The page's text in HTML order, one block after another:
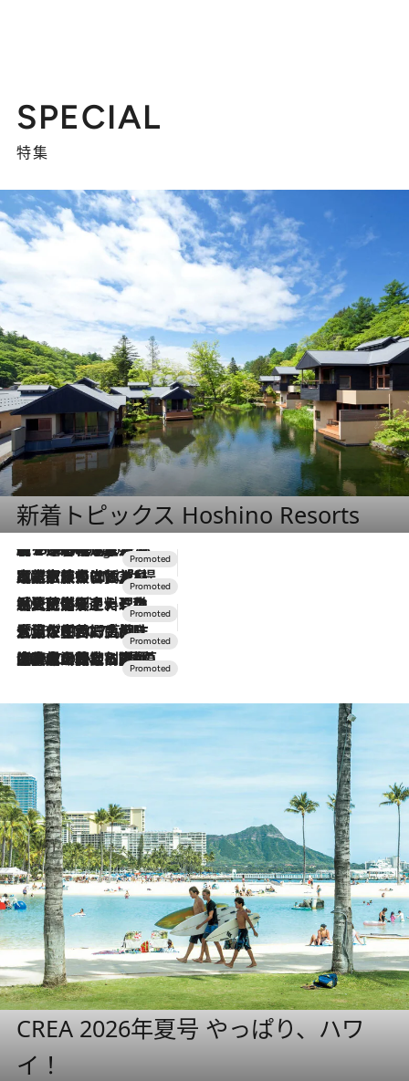
SPECIAL
特集
新着トピックス Hoshino Resorts
6 Hours Ago
【トンボの足水浴】ヒノキの香りに包まれて涼感マックス！約13℃の湧水かけ流しを避暑地「星野温泉 トンボの湯」で体験
2026.7.31
【ホテル帰省】という選択肢をOMOが提案。家族とほどよい距離を保つには「昼は実家、夜は気兼ねなくホテルで！」
2026.7.24
【夏限定ディナーコース】旬を迎える稚鮎や花ズッキーニなどをイタリア・トスカーナの郷土料理の手法で満喫！
2026.7.17
「土佐和ハーブかき氷」がOMO7高知に登場！生姜、山椒、大葉など目にも舌にも涼を呼ぶ郷土の味
2026.7.10
NEW OPEN！【界 草津】名湯の地に誕生。趣の異なる2種の温泉と上州ならではの会席・蕎麦割烹など美食を味わう究極の癒やし旅
CREA 2026年夏号 やっぱり、ハワ
イ！